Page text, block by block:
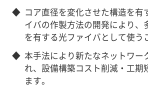
◆ コア直径を変化させた構造を有
イバの作製方法の開発により、
を有する光ファイバとして使う
◆ 本手法により新たなネットワー
れ、設備構築コスト削減・工期
ます。